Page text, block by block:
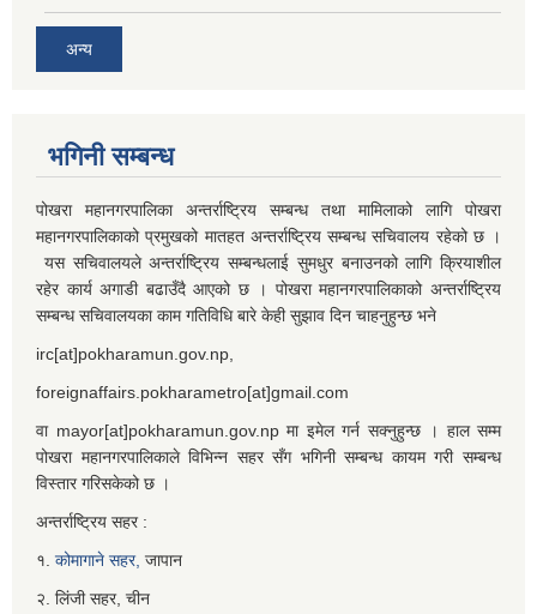
अन्य
भगिनी सम्बन्ध
पोखरा महानगरपालिका अन्तर्राष्ट्रिय सम्बन्ध तथा मामिलाको लागि पोखरा
महानगरपालिकाको प्रमुखको मातहत अन्तर्राष्ट्रिय सम्बन्ध सचिवालय रहेको छ ।
यस सचिवालयले अन्तर्राष्ट्रिय सम्बन्धलाई सुमधुर बनाउनको लागि क्रियाशील
रहेर कार्य अगाडी बढाउँदै आएको छ । पोखरा महानगरपालिकाको अन्तर्राष्ट्रिय
सम्बन्ध सचिवालयका काम गतिविधि बारे केही सुझाव दिन चाहनुहुन्छ भने
irc[at]pokharamun.gov.np,
foreignaffairs.pokharametro[at]gmail.com
वा mayor[at]pokharamun.gov.np मा इमेल गर्न सक्नुहुन्छ । हाल सम्म
पोखरा महानगरपालिकाले विभिन्न सहर सँग भगिनी सम्बन्ध कायम गरी सम्बन्ध
विस्तार गरिसकेको छ ।
अन्तर्राष्ट्रिय सहर :
१. कोमागाने सहर, जापान
२. लिंजी सहर, चीन